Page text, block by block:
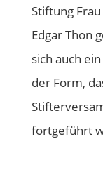
Stiftung
Edgar Thon
sich auch
der Form,
fortgeführt